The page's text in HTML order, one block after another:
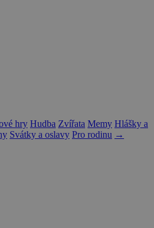
hry Hudba Zvířata Memy Hlášky a
Svátky a oslavy Pro rodinu →